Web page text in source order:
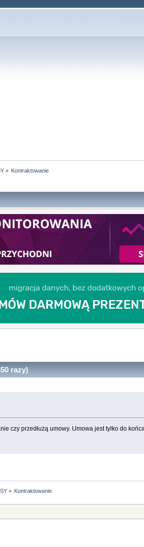
» Kontraktowanie
razy)
czy przedłużą umowy. Umowa jest tylko do
» Kontraktowanie